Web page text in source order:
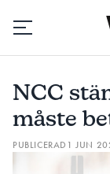
NCC
måste
PUBLICERAD 1 JUN